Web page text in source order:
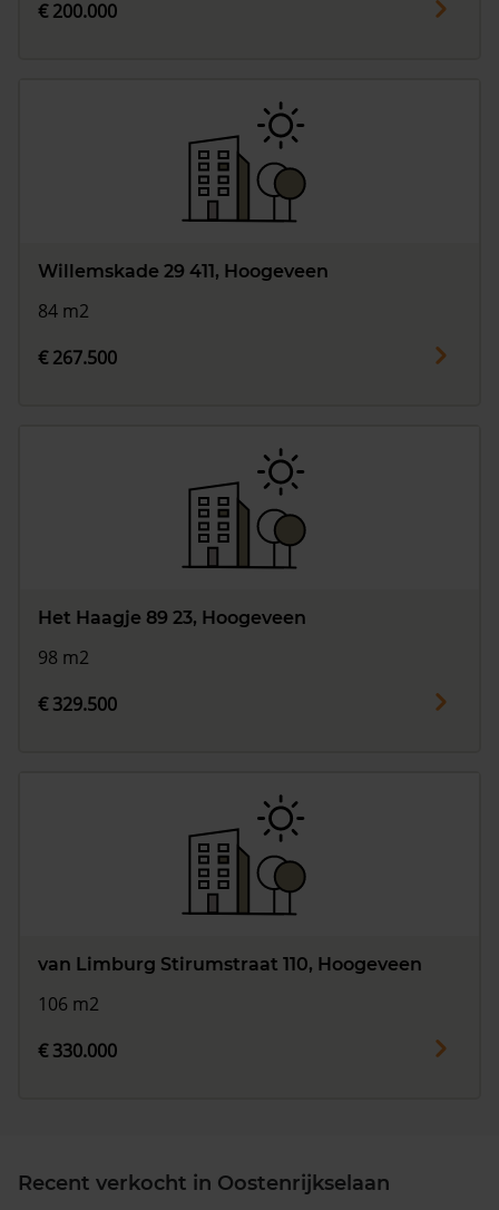
€ 200.000
Willemskade 29 411, Hoogeveen
84 m2
€ 267.500
Het Haagje 89 23, Hoogeveen
98 m2
€ 329.500
van Limburg Stirumstraat 110, Hoogeveen
106 m2
€ 330.000
Recent verkocht in Oostenrijkselaan